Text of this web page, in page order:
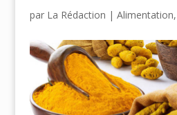
par La Rédaction | Alimentation,